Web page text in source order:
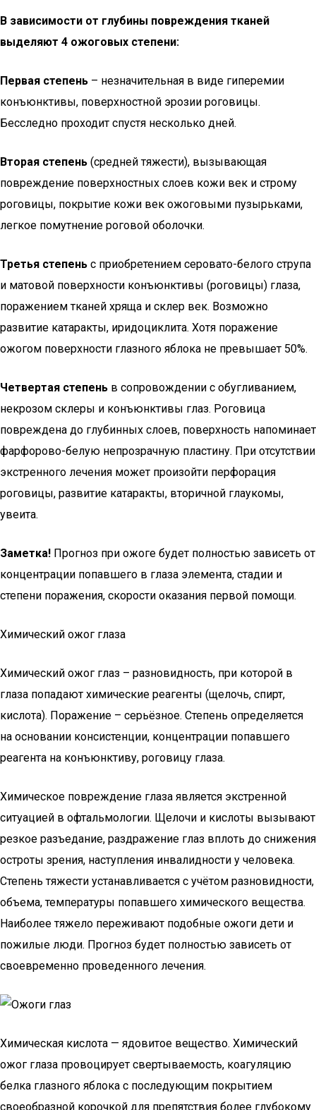
В зависимости от глубины повреждения тканей
выделяют 4 ожоговых степени:
Первая степень – незначительная в виде гиперемии
конъюнктивы, поверхностной эрозии роговицы.
Бесследно проходит спустя несколько дней.
Вторая степень (средней тяжести), вызывающая
повреждение поверхностных слоев кожи век и строму
роговицы, покрытие кожи век ожоговыми пузырьками,
легкое помутнение роговой оболочки.
Третья степень с приобретением серовато-белого струпа
и матовой поверхности конъюнктивы (роговицы) глаза,
поражением тканей хряща и склер век. Возможно
развитие катаракты, иридоциклита. Хотя поражение
ожогом поверхности глазного яблока не превышает 50%.
Четвертая степень в сопровождении с обугливанием,
некрозом склеры и конъюнктивы глаз. Роговица
повреждена до глубинных слоев, поверхность напоминает
фарфорово-белую непрозрачную пластину. При отсутствии
экстренного лечения может произойти перфорация
роговицы, развитие катаракты, вторичной глаукомы,
увеита.
Заметка! Прогноз при ожоге будет полностью зависеть от
концентрации попавшего в глаза элемента, стадии и
степени поражения, скорости оказания первой помощи.
Химический ожог глаза
Химический ожог глаз – разновидность, при которой в
глаза попадают химические реагенты (щелочь, спирт,
кислота). Поражение – серьёзное. Степень определяется
на основании консистенции, концентрации попавшего
реагента на конъюнктиву, роговицу глаза.
Химическое повреждение глаза является экстренной
ситуацией в офтальмологии. Щелочи и кислоты вызывают
резкое разъедание, раздражение глаз вплоть до снижения
остроты зрения, наступления инвалидности у человека.
Степень тяжести устанавливается с учётом разновидности,
объема, температуры попавшего химического вещества.
Наиболее тяжело переживают подобные ожоги дети и
пожилые люди. Прогноз будет полностью зависеть от
своевременно проведенного лечения.
Химическая кислота — ядовитое вещество. Химический
ожог глаза провоцирует свертываемость, коагуляцию
белка глазного яблока с последующим покрытием
своеобразной корочкой для препятствия более глубокому